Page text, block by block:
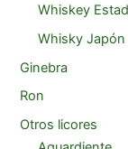
Whiskey
Whisky Japón
Ginebra
Ron
Otros licores